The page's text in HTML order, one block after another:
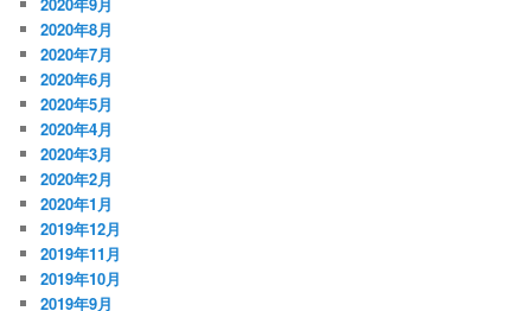
2020年8月
2020年7月
2020年6月
2020年5月
2020年4月
2020年3月
2020年2月
2020年1月
2019年12月
2019年11月
2019年10月
2019年9月